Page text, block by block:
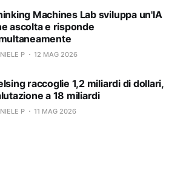
Machines Lab sviluppa un'IA
ascolta e risponde
P 12 MAG 2026
raccoglie 1,2 miliardi di dollari,
a 18 miliardi
P 11 MAG 2026